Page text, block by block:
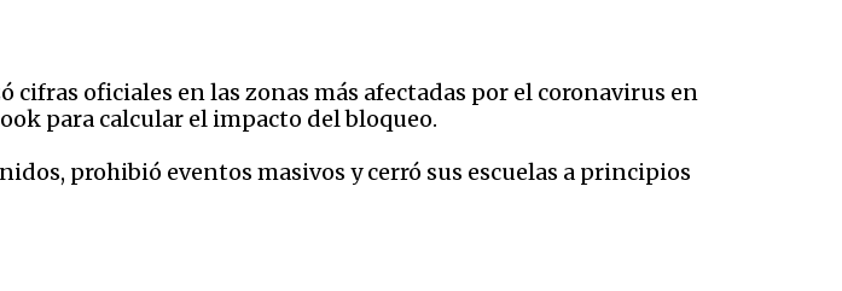
cifras oficiales en las zonas más afectadas por el coronavirus en
para calcular el impacto del bloqueo.
prohibió eventos masivos y cerró sus escuelas a principios